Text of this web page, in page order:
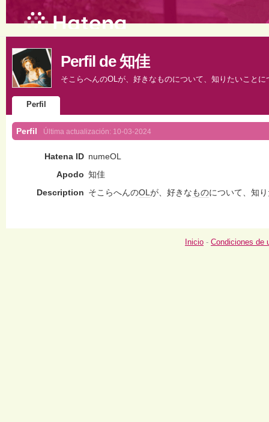
Perfil de 知佳
そこらへんのOLが、好きなものについて、知りたいことに
Perfil
Perfil Última actualización: 10-03-2024
Hatena ID numeOL
Apodo 知佳
Description そこらへんのOLが、好きなものについて、知
Inicio - Condiciones de